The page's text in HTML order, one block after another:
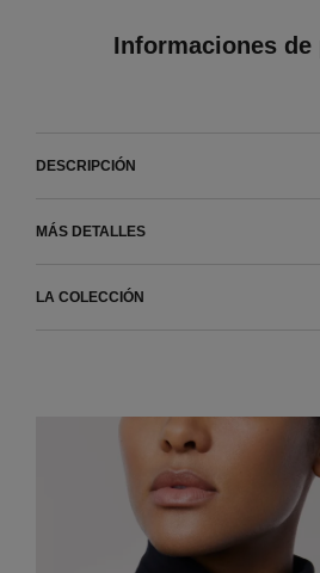
Informaciones
DESCRIPCIÓN
MÁS DETALLES
LA COLECCIÓN